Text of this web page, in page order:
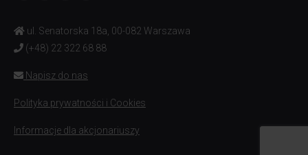
ul. Senatorska 18a, 00-082 Warszawa
(+48) 22 322 68 88
Napisz do nas
Polityka prywatności i Cookies
Informacje dla akcjonariuszy